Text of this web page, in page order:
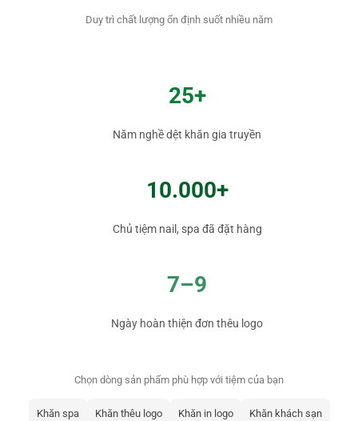
Duy trì chất lượng ổn định suốt nhiều năm
25+
Năm nghề dệt khăn gia truyền
10.000+
Chủ tiệm nail, spa đã đặt hàng
7–9
Ngày hoàn thiện đơn thêu logo
Chọn dòng sản phẩm phù hợp với tiệm của bạn
Khăn spa Khăn thêu logo Khăn in logo Khăn khách sạn